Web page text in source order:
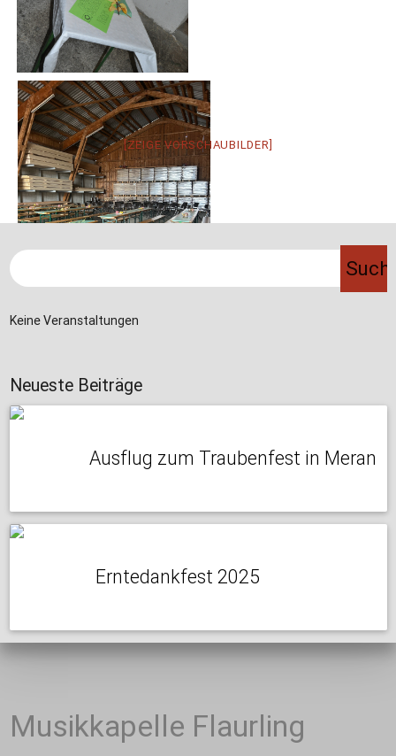
[ZEIGE VORSCHAUBILDER]
Keine Veranstaltungen
Neueste Beiträge
Ausflug zum Traubenfest in Meran
Erntedankfest 2025
Musikkapelle Flaurling